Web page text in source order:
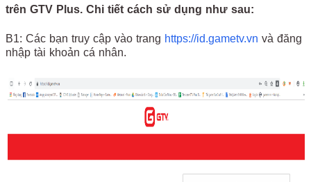
trên GTV Plus. Chi tiết cách sử dụng như sau:
B1: Các bạn truy cập vào trang https://id.gametv.vn và đăng
nhập tài khoản cá nhân.